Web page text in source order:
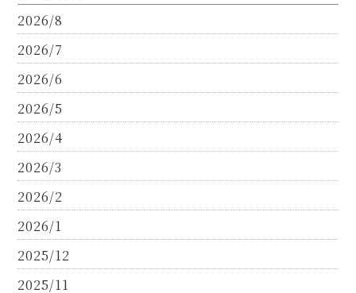
2026/8
2026/7
2026/6
2026/5
2026/4
2026/3
2026/2
2026/1
2025/12
2025/11